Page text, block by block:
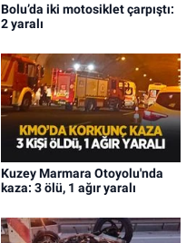
Bolu’da iki motosiklet çarpıştı:
2 yaralı
Kuzey Marmara Otoyolu'nda
kaza: 3 ölü, 1 ağır yaralı